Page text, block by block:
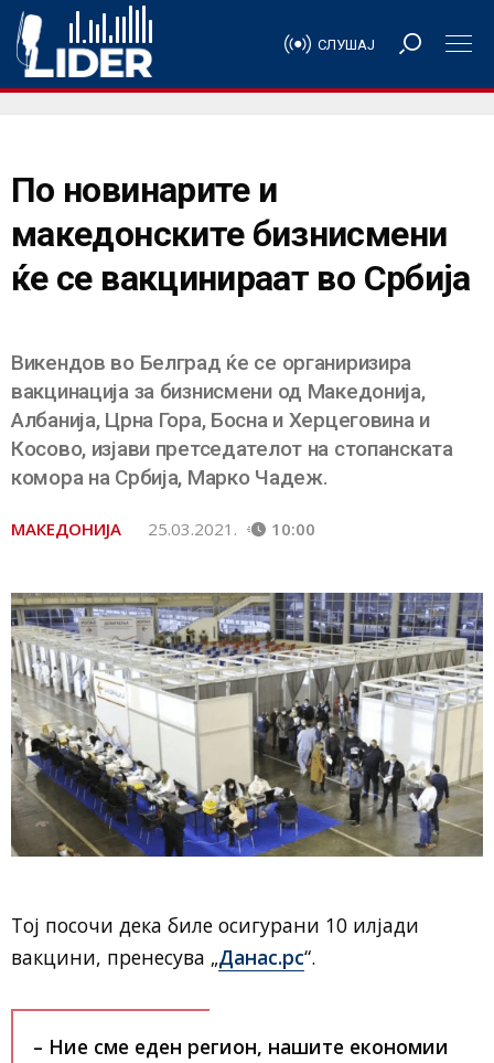
СЛУШАЈ
По новинарите и
македонските бизнисмени
ќе се вакцинираат во Србија
Викендов во Белград ќе се органиризира
вакцинација за бизнисмени од Македонија,
Албанија, Црна Гора, Босна и Херцеговина и
Косово, изјави претседателот на стопанската
комора на Србија, Марко Чадеж.
МАКЕДОНИЈА 25.03.2021. 10:00
Тој посочи дека биле осигурани 10 илјади
вакцини, пренесува „Данас.рс“.
– Ние сме еден регион, нашите економии